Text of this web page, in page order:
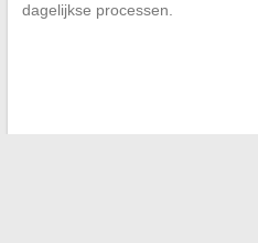
dagelijkse processen.